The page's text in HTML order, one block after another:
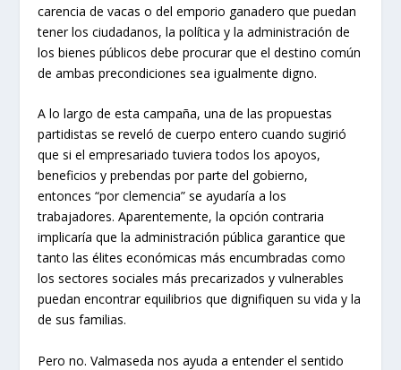
carencia de vacas o del emporio ganadero que puedan
tener los ciudadanos, la política y la administración de
los bienes públicos debe procurar que el destino común
de ambas precondiciones sea igualmente digno.
A lo largo de esta campaña, una de las propuestas
partidistas se reveló de cuerpo entero cuando sugirió
que si el empresariado tuviera todos los apoyos,
beneficios y prebendas por parte del gobierno,
entonces “por clemencia” se ayudaría a los
trabajadores. Aparentemente, la opción contraria
implicaría que la administración pública garantice que
tanto las élites económicas más encumbradas como
los sectores sociales más precarizados y vulnerables
puedan encontrar equilibrios que dignifiquen su vida y la
de sus familias.
Pero no. Valmaseda nos ayuda a entender el sentido